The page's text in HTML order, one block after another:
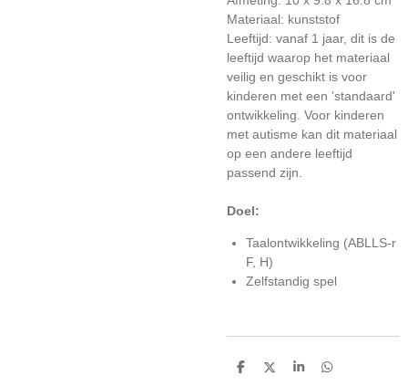
Materiaal: kunststof
Leeftijd: vanaf 1 jaar, dit is de
leeftijd waarop het materiaal
veilig en geschikt is voor
kinderen met een 'standaard'
ontwikkeling. Voor kinderen
met autisme kan dit materiaal
op een andere leeftijd
passend zijn.
Doel:
Taalontwikkeling (ABLLS-r
F, H)
Zelfstandig spel
D
D
S
D